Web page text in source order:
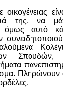
οικογένειας
της, να
όμως αυτό
Σπουδών,